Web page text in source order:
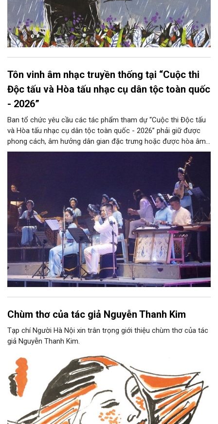
Tôn vinh âm nhạc truyền thống tại “Cuộc thi
Độc tấu và Hòa tấu nhạc cụ dân tộc toàn quốc
- 2026”
Ban tổ chức yêu cầu các tác phẩm tham dự “Cuộc thi Độc tấu
và Hòa tấu nhạc cụ dân tộc toàn quốc - 2026” phải giữ được
phong cách, âm hưởng dân gian đặc trưng hoặc được hòa âm,
phối khí mới trên nền tảng làn điệu âm nhạc truyền thống Việt
Nam, đồng thời phải được trình diễn trực tiếp bằng nhạc cụ dân
Chùm thơ của tác giả Nguyễn Thanh Kim
Tạp chí Người Hà Nội xin trân trọng giới thiệu chùm thơ của tác
giả Nguyễn Thanh Kim.